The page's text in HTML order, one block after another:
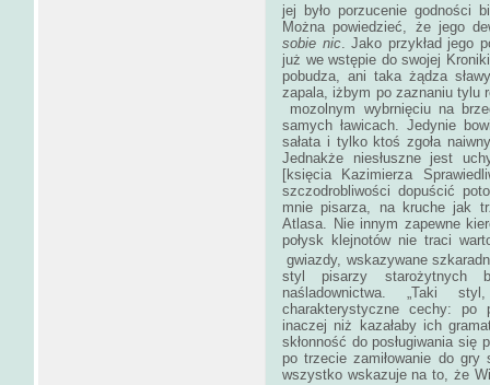
jej było porzucenie godności
Można powiedzieć, że jego
sobie nic. Jako przykład jego
już we wstępie do swojej
pobudza, ani taka żądza
zapala, iżbym po zaznaniu tylu
mozolnym wybrnięciu na
samych ławicach. Jedynie
sałata i tylko ktoś zgoła
Jednakże niesłuszne jest
[księcia Kazimierza
szczodrobliwości dopuścić
mnie pisarza, na kruche jak
Atlasa. Nie innym zapewne
połysk klejnotów nie traci
gwiazdy, wskazywane
styl pisarzy starożytnych
naśladownictwa. „Taki
charakterystyczne cechy: po
inaczej niż kazałaby ich
skłonność do posługiwania
po trzecie zamiłowanie do gry
wszystko wskazuje na to, że